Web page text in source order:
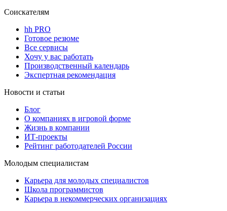
Соискателям
hh PRO
Готовое резюме
Все сервисы
Хочу у вас работать
Производственный календарь
Экспертная рекомендация
Новости и статьи
Блог
О компаниях в игровой форме
Жизнь в компании
ИТ-проекты
Рейтинг работодателей России
Молодым специалистам
Карьера для молодых специалистов
Школа программистов
Карьера в некоммерческих организациях